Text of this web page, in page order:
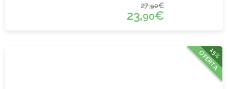
27,90€
23,90€
15%
OFERTA